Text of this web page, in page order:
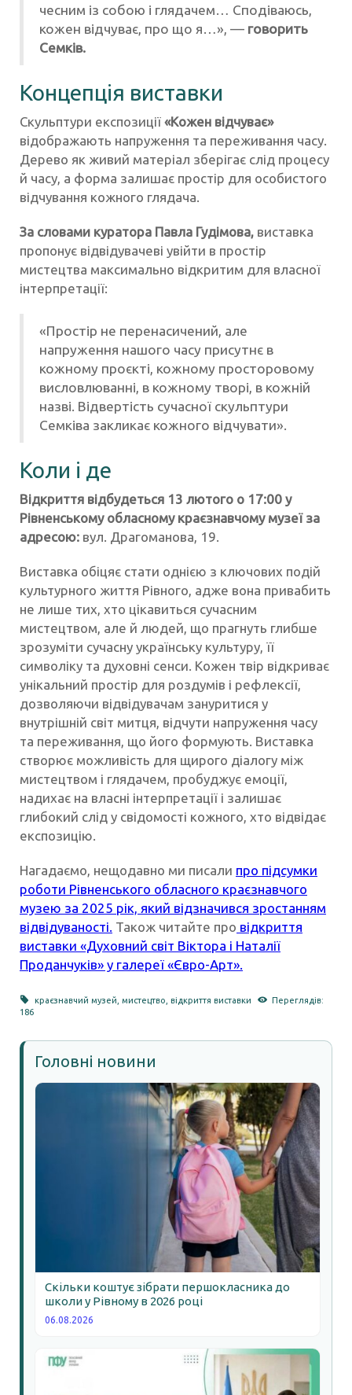
чесним із собою і глядачем… Сподіваюсь,
кожен відчуває, про що я…», — говорить
Семків.
Концепція виставки
Скульптури експозиції «Кожен відчуває»
відображають напруження та переживання часу.
Дерево як живий матеріал зберігає слід процесу
й часу, а форма залишає простір для особистого
відчування кожного глядача.
За словами куратора Павла Гудімова, виставка
пропонує відвідувачеві увійти в простір
мистецтва максимально відкритим для власної
інтерпретації:
«Простір не перенасичений, але
напруження нашого часу присутнє в
кожному проєкті, кожному просторовому
висловлюванні, в кожному творі, в кожній
назві. Відвертість сучасної скульптури
Семківа закликає кожного відчувати».
Коли і де
Відкриття відбудеться 13 лютого о 17:00 у
Рівненському обласному краєзнавчому музеї за
адресою: вул. Драгоманова, 19.
Виставка обіцяє стати однією з ключових подій
культурного життя Рівного, адже вона привабить
не лише тих, хто цікавиться сучасним
мистецтвом, але й людей, що прагнуть глибше
зрозуміти сучасну українську культуру, її
символіку та духовні сенси. Кожен твір відкриває
унікальний простір для роздумів і рефлексії,
дозволяючи відвідувачам зануритися у
внутрішній світ митця, відчути напруження часу
та переживання, що його формують. Виставка
створює можливість для щирого діалогу між
мистецтвом і глядачем, пробуджує емоції,
надихає на власні інтерпретації і залишає
глибокий слід у свідомості кожного, хто відвідає
експозицію.
Нагадаємо, нещодавно ми писали про підсумки
роботи Рівненського обласного краєзнавчого
музею за 2025 рік, який відзначився зростанням
відвідуваності. Також читайте про відкриття
виставки «Духовний світ Віктора і Наталії
Проданчуків» у галереї «Євро-Арт».
краєзнавчий музей ,мистецтво ,відкриття виставки
Переглядів:
186
Головні новини
Скільки коштує зібрати першокласника до
школи у Рівному в 2026 році
06.08.2026